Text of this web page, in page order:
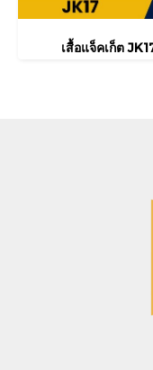
เสื้อแจ็คเก็ต